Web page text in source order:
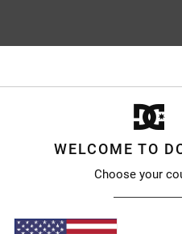
Confort
WELCOME TO
Choose your